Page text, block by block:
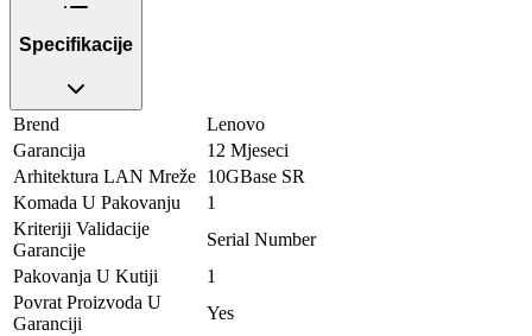
Specifikacije
Brend
Lenovo
Garancija
12 Mjeseci
Arhitektura LAN Mreže 10GBase SR
Komada U Pakovanju
1
Kriteriji Validacije
Garancije
Serial Number
Pakovanja U Kutiji
1
Povrat Proizvoda U
Garanciji
Yes